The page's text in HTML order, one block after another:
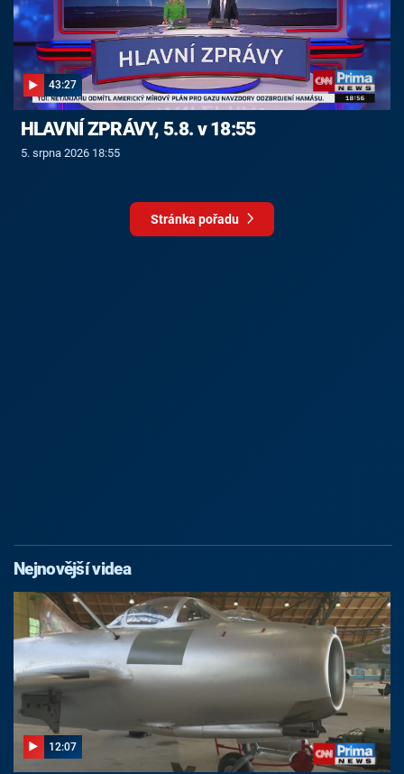
43:27
HLAVNÍ ZPRÁVY, 5.8. v 18:55
5. srpna 2026 18:55
Stránka pořadu
Nejnovější videa
12:07